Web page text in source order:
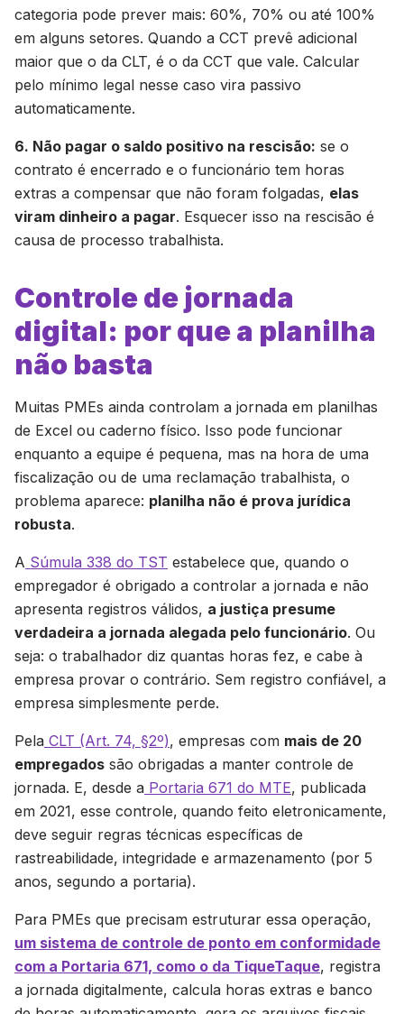
categoria pode prever mais: 60%, 70% ou até 100%
em alguns setores. Quando a CCT prevê adicional
maior que o da CLT, é o da CCT que vale. Calcular
pelo mínimo legal nesse caso vira passivo
automaticamente.
6. Não pagar o saldo positivo na rescisão: se o
contrato é encerrado e o funcionário tem horas
extras a compensar que não foram folgadas, elas
viram dinheiro a pagar. Esquecer isso na rescisão é
causa de processo trabalhista.
Controle de jornada
digital: por que a planilha
não basta
Muitas PMEs ainda controlam a jornada em planilhas
de Excel ou caderno físico. Isso pode funcionar
enquanto a equipe é pequena, mas na hora de uma
fiscalização ou de uma reclamação trabalhista, o
problema aparece: planilha não é prova jurídica
robusta.
A Súmula 338 do TST estabelece que, quando o
empregador é obrigado a controlar a jornada e não
apresenta registros válidos, a justiça presume
verdadeira a jornada alegada pelo funcionário. Ou
seja: o trabalhador diz quantas horas fez, e cabe à
empresa provar o contrário. Sem registro confiável, a
empresa simplesmente perde.
Pela CLT (Art. 74, §2º), empresas com mais de 20
empregados são obrigadas a manter controle de
jornada. E, desde a Portaria 671 do MTE, publicada
em 2021, esse controle, quando feito eletronicamente,
deve seguir regras técnicas específicas de
rastreabilidade, integridade e armazenamento (por 5
anos, segundo a portaria).
Para PMEs que precisam estruturar essa operação,
um sistema de controle de ponto em conformidade
com a Portaria 671, como o da TiqueTaque, registra
a jornada digitalmente, calcula horas extras e banco